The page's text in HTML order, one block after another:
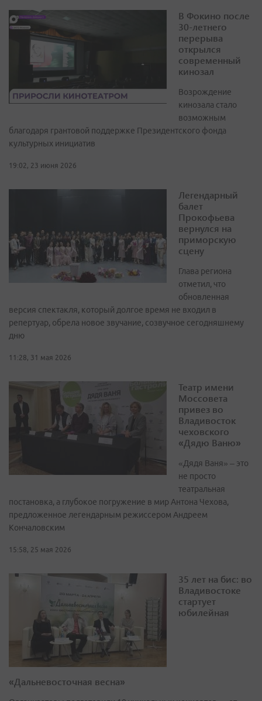
В Фокино после
30-летнего
перерыва
открылся
современный
кинозал
Возрождение
кинозала стало
возможным
благодаря грантовой поддержке Президентского фонда
культурных инициатив
19:02, 23 июня 2026
Легендарный
балет
Прокофьева
вернулся на
приморскую
сцену
Глава региона
отметил, что
обновленная
версия спектакля, который долгое время не входил в
репертуар, обрела новое звучание, созвучное сегодняшнему
дню
11:28, 31 мая 2026
Театр имени
Моссовета
привез во
Владивосток
чеховского
«Дядю Ваню»
«Дядя Ваня» – это
не просто
театральная
постановка, а глубокое погружение в мир Антона Чехова,
предложенное легендарным режиссером Андреем
Кончаловским
15:58, 25 мая 2026
35 лет на бис: во
Владивостоке
стартует
юбилейная
«Дальневосточная весна»